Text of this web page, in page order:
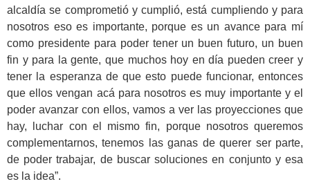
alcaldía se comprometió y cumplió, está cumpliendo y para
nosotros eso es importante, porque es un avance para mí
como presidente para poder tener un buen futuro, un buen
fin y para la gente, que muchos hoy en día pueden creer y
tener la esperanza de que esto puede funcionar, entonces
que ellos vengan acá para nosotros es muy importante y el
poder avanzar con ellos, vamos a ver las proyecciones que
hay, luchar con el mismo fin, porque nosotros queremos
complementarnos, tenemos las ganas de querer ser parte,
de poder trabajar, de buscar soluciones en conjunto y esa
es la idea”.